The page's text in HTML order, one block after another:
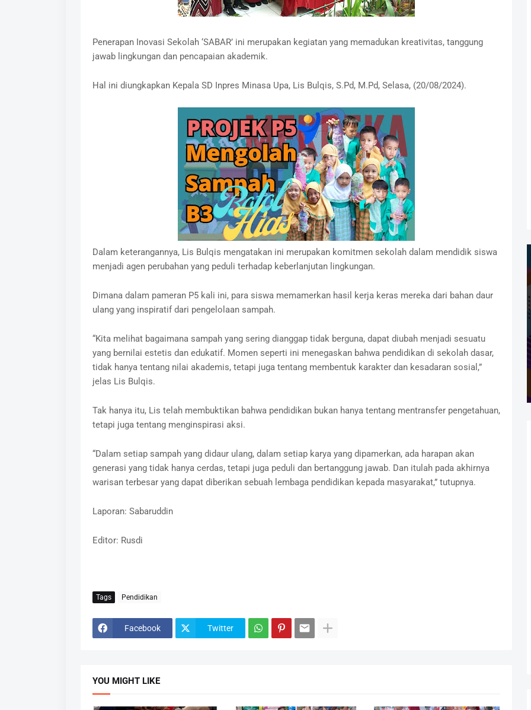
Penerapan Inovasi Sekolah ‘SABAR’ ini merupakan kegiatan yang memadukan kreativitas, tanggung
jawab lingkungan dan pencapaian akademik.
Hal ini diungkapkan Kepala SD Inpres Minasa Upa, Lis Bulqis, S.Pd, M.Pd, Selasa, (20/08/2024).
Dalam keterangannya, Lis Bulqis mengatakan ini merupakan komitmen sekolah dalam mendidik siswa
menjadi agen perubahan yang peduli terhadap keberlanjutan lingkungan.
Dimana dalam pameran P5 kali ini, para siswa memamerkan hasil kerja keras mereka dari bahan daur
ulang yang inspiratif dari pengelolaan sampah.
“Kita melihat bagaimana sampah yang sering dianggap tidak berguna, dapat diubah menjadi sesuatu
yang bernilai estetis dan edukatif. Momen seperti ini menegaskan bahwa pendidikan di sekolah dasar,
tidak hanya tentang nilai akademis, tetapi juga tentang membentuk karakter dan kesadaran sosial,”
jelas Lis Bulqis.
Tak hanya itu, Lis telah membuktikan bahwa pendidikan bukan hanya tentang mentransfer pengetahuan,
tetapi juga tentang menginspirasi aksi.
“Dalam setiap sampah yang didaur ulang, dalam setiap karya yang dipamerkan, ada harapan akan
generasi yang tidak hanya cerdas, tetapi juga peduli dan bertanggung jawab. Dan itulah pada akhirnya
warisan terbesar yang dapat diberikan sebuah lembaga pendidikan kepada masyarakat,” tutupnya.
Laporan: Sabaruddin
Editor: Rusdi
Tags Pendidikan
Facebook Twitter
YOU MIGHT LIKE